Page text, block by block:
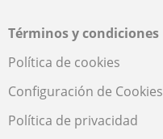
Términos y condiciones
Política de cookies
Configuración de Cookies
Política de privacidad